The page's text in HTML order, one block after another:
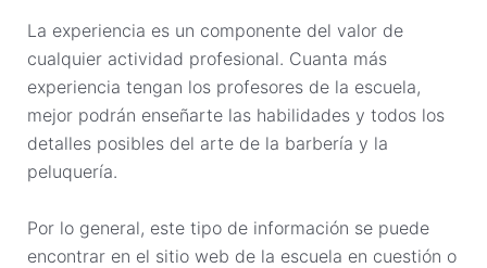
La experiencia es un componente del valor de
cualquier actividad profesional. Cuanta más
experiencia tengan los profesores de la escuela,
mejor podrán enseñarte las habilidades y todos los
detalles posibles del arte de la barbería y la
peluquería.
Por lo general, este tipo de información se puede
encontrar en el sitio web de la escuela en cuestión o